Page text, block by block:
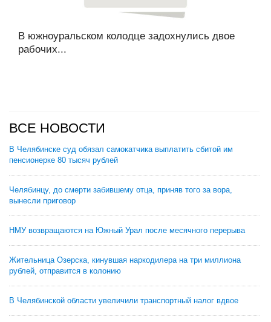
В южноуральском колодце задохнулись двое
рабочих...
ВСЕ НОВОСТИ
В Челябинске суд обязал самокатчика выплатить сбитой им
пенсионерке 80 тысяч рублей
Челябинцу, до смерти забившему отца, приняв того за вора,
вынесли приговор
НМУ возвращаются на Южный Урал после месячного перерыва
Жительница Озерска, кинувшая наркодилера на три миллиона
рублей, отправится в колонию
В Челябинской области увеличили транспортный налог вдвое